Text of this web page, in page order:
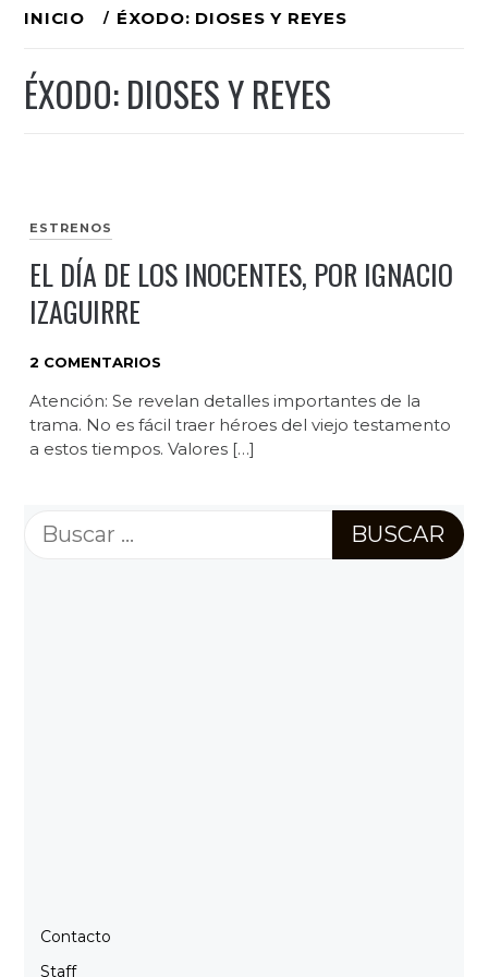
Ir
contenido
INICIO ÉXODO: DIOSES Y REYES
ÉXODO: DIOSES Y REYES
ESTRENOS
EL DÍA DE LOS INOCENTES, POR IGNACIO
IZAGUIRRE
2 COMENTARIOS
Atención: Se revelan detalles importantes de la
trama. No es fácil traer héroes del viejo testamento
a estos tiempos. Valores […]
Buscar:
Contacto
Staff